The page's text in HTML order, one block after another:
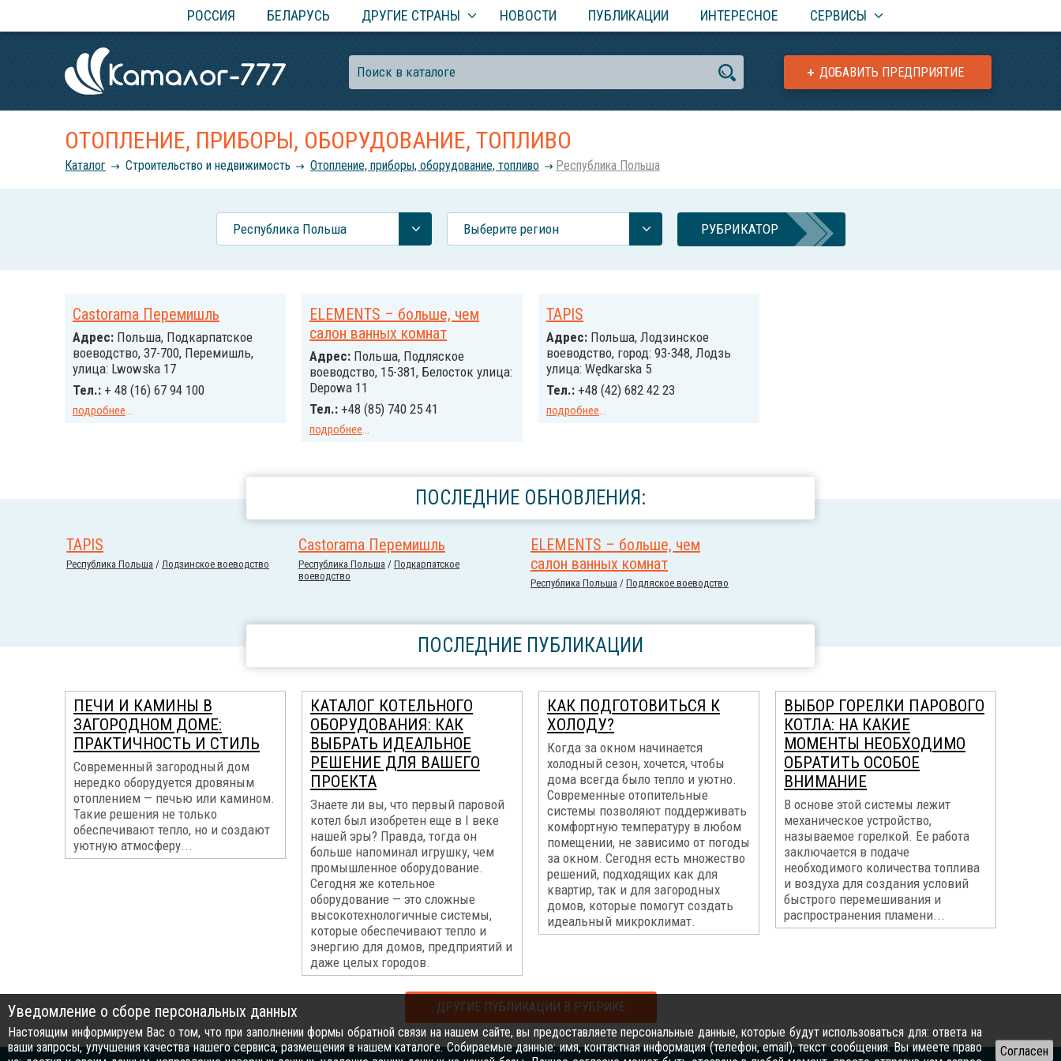
РОССИЯ БЕЛАРУСЬ ДРУГИЕ СТРАНЫ НОВОСТИ ПУБЛИКАЦИИ ИНТЕРЕСНОЕ СЕРВИСЫ
ДОБАВИТЬ ПРЕДПРИЯТИЕ
ОТОПЛЕНИЕ, ПРИБОРЫ, ОБОРУДОВАНИЕ, ТОПЛИВО
Каталог Строительство и недвижимость Отопление, приборы, оборудование, топливо Республика Польша
Республика Польша Выберите регион РУБРИКАТОР
Castorama Перемишль
Адрес: Польша, Подкарпатское
воеводство, 37-700, Перемишль,
улица: Lwowska 17
Тел.: + 48 (16) 67 94 100
подробнее...
ELEMENTS – больше, чем
салон ванных комнат
Адрес: Польша, Подляское
воеводство, 15-381, Белосток улица:
Depowa 11
Тел.: +48 (85) 740 25 41
подробнее...
TAPIS
Адрес: Польша, Лодзинское
воеводство, город: 93-348, Лодзь
улица: Wędkarska 5
Тел.: +48 (42) 682 42 23
подробнее...
ПОСЛЕДНИЕ ОБНОВЛЕНИЯ:
TAPIS
Республика Польша / Лодзинское воеводство
Castorama Перемишль
Республика Польша / Подкарпатское
воеводство
ELEMENTS – больше, чем
салон ванных комнат
Республика Польша / Подляское воеводство
ПОСЛЕДНИЕ ПУБЛИКАЦИИ
ПЕЧИ И КАМИНЫ В
ЗАГОРОДНОМ ДОМЕ:
ПРАКТИЧНОСТЬ И СТИЛЬ
Современный загородный дом
нередко оборудуется дровяным
отоплением — печью или камином.
Такие решения не только
обеспечивают тепло, но и создают
уютную атмосферу...
КАТАЛОГ КОТЕЛЬНОГО
ОБОРУДОВАНИЯ: КАК
ВЫБРАТЬ ИДЕАЛЬНОЕ
РЕШЕНИЕ ДЛЯ ВАШЕГО
ПРОЕКТА
Знаете ли вы, что первый паровой
котел был изобретен еще в I веке
нашей эры? Правда, тогда он
больше напоминал игрушку, чем
промышленное оборудование.
Сегодня же котельное
оборудование — это сложные
высокотехнологичные системы,
которые обеспечивают тепло и
энергию для домов, предприятий и
даже целых городов.
КАК ПОДГОТОВИТЬСЯ К
ХОЛОДУ?
Когда за окном начинается
холодный сезон, хочется, чтобы
дома всегда было тепло и уютно.
Современные отопительные
системы позволяют поддерживать
комфортную температуру в любом
помещении, не зависимо от погоды
за окном. Сегодня есть множество
решений, подходящих как для
квартир, так и для загородных
домов, которые помогут создать
идеальный микроклимат.
ВЫБОР ГОРЕЛКИ ПАРОВОГО
КОТЛА: НА КАКИЕ
МОМЕНТЫ НЕОБХОДИМО
ОБРАТИТЬ ОСОБОЕ
ВНИМАНИЕ
В основе этой системы лежит
механическое устройство,
называемое горелкой. Ее работа
заключается в подаче
необходимого количества топлива
и воздуха для создания условий
быстрого перемешивания и
распространения пламени...
ДРУГИЕ ПУБЛИКАЦИИ В РУБРИКЕ
Уведомление о сборе персональных данных
Настоящим информируем Вас о том, что при заполнении формы обратной связи на нашем сайте, вы предоставляете персональные данные, которые будут использоваться для: ответа на
ваши запросы, улучшения качества нашего сервиса, размещения в нашем каталоге. Собираемые данные: имя, контактная информация (телефон, email), текст сообщения. Вы имеете право